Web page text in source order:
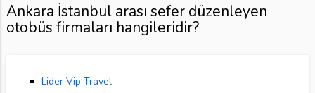
Ankara İstanbul arası sefer düzenleyen
otobüs firmaları hangileridir?
Lider Vip Travel